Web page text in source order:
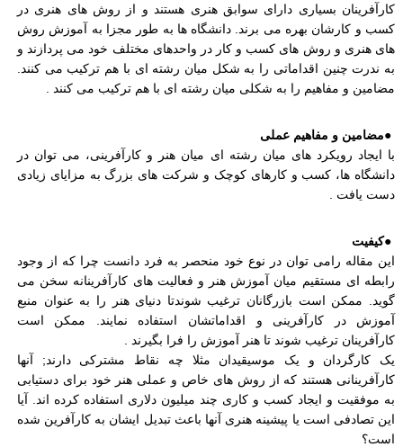
کارآفرینان بسیاری دارای سوابق هنری هستند و از روش های هنری در
کسب و کارشان بهره می برند. دانشگاه ها به طور مجزا به آموزش روش
های هنری و روش های کسب و کار در واحدهای مختلف خود می پردازند و
به ندرت چنین اقداماتی را به شکل میان رشته ای با هم ترکیب می کنند.
مضامین و مفاهیم را به شکلی میان رشته ای با هم ترکیب می کنند
●مضامین و مفاهیم عملی
با ایجاد رویکرد های میان رشته ای میان هنر و کارآفرینی، می توان در
دانشگاه ها، کسب و کارهای کوچک و شرکت های بزرگ به مزایای زیادی
دست یافت
●کیفیت
این مقاله رامی توان در نوع خود منحصر به فرد دانست چرا که از وجود
رابطه ای مستقیم میان آموزش هنر و فعالیت های کارآفرینانه سخن می
گوید. ممکن است بازرگانان ترغیب شوندتا دنیای هنر را به عنوان منبع
آموزش در کارآفرینی و اقداماتشان استفاده نمایند. ممکن است
کارآفرینان ترغیب شوند تا هنر آموزش را فرا بگیرند
یک کارگردان و یک موسیقیدان مثلا چه نقاط مشترکی دارند; آنها
کارآفرینانی هستند که از روش های خاص و عملی هنر خود برای دستیابی
به موفقیت و ایجاد کسب و کاری چند میلیون دلاری استفاده کرده اند. آیا
این تصادفی است یا پیشینه هنری آنها باعث تبدیل ایشان به کارآفرین شده
است؟